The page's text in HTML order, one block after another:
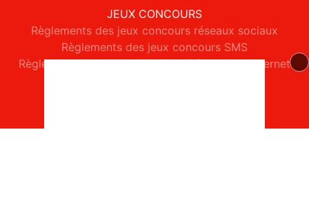
JEUX CONCOURS
Règlements des jeux concours réseaux sociaux
Règlements des jeux concours SMS
Règlements des jeux concours téléphone et internet